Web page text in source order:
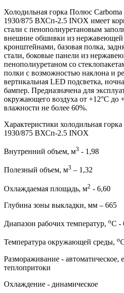
Холодильная горка Полюс Carboma
1930/875 ВХСп-2.5 INOX имеет
стали с пенополиуретановым
внешние обшивки из нержавеющей
кронштейнами, базовая полка,
стали, боковые панели из
пенополиуретаном со
полки с возможностью наклона и
вертикальная LED подсветка,
бампер. Предназначена для
окружающего воздуха от +12°С до
влажности не более 60%.
Характеристики холодильная
1930/875 ВХСп-2.5 INOX
Внутренний объем, м3 - 1,98
Полезный объем, м3 – 1,32
Охлаждаемая площадь, м2 - 6,60
Глубина зоны выкладки, мм – 665
Диапазон рабочих температур, оC -
Температура окружающей среды, о
Размораживание - автоматическое,
теплопритоки
Охлаждение - динамическое